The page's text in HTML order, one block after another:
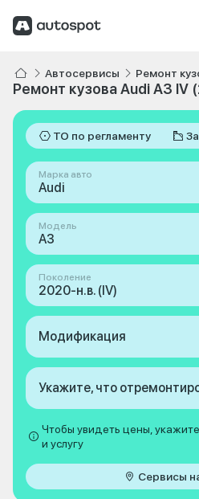
Автосервисы Ремонт
Ремонт кузова Audi A3 IV
ТО по регламенту
Марка авто
Audi
Модель
A3
Поколение
2020-н.в. (IV)
Модификация
Укажите, что
Чтобы увидеть цены,
и услугу
Сервисы